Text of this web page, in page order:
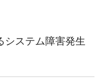
ステム障害発生